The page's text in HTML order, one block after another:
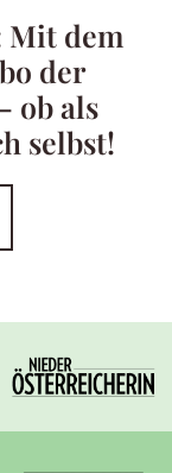
Mit dem
der
ob als
selbst!